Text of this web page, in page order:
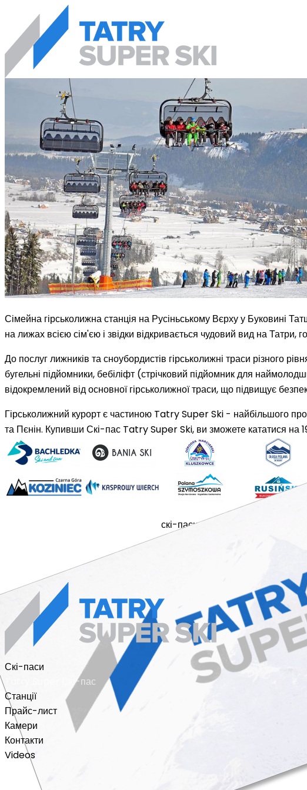
Сімейна гірськолижна станція на Русіньському Вєрху у Буковині
на лижах всією сім'єю і звідки відкривається чудовий вид на Татри,
До послуг лижників та сноубордистів гірськолижні траси різного
бугельні підйомники, бебіліфт (стрічковий підйомник для
відокремлений від основної гірськолижної траси, що підвищує
Гірськолижний курорт є частиною Tatry Super Ski - найбільшого
та Пєнін. Купивши Скі-пас Tatry Super Ski, ви зможете кататися на
скі-пасистанції
Скі-паси
Tatry Super Скі-пас
Станції
Прайс-лист
Камери
Контакти
Videos